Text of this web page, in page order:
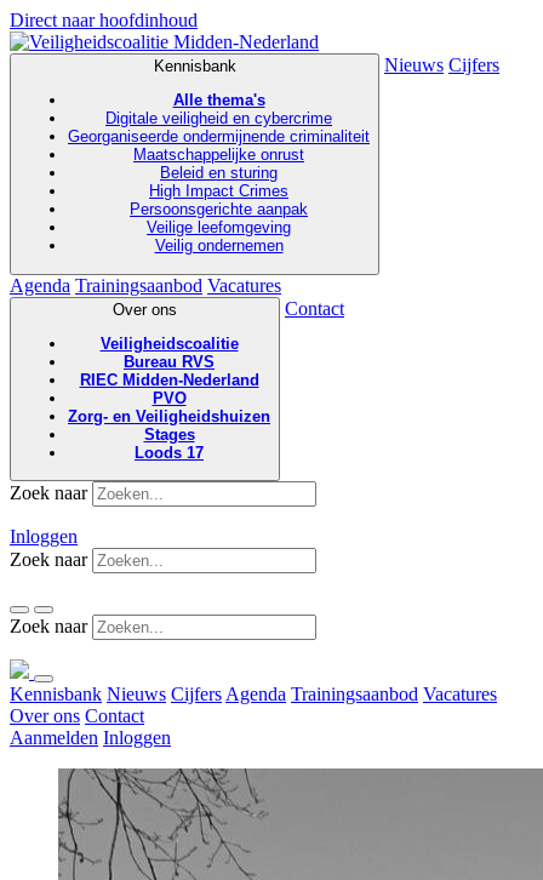
Direct naar hoofdinhoud
Kennisbank
Alle thema's
Digitale veiligheid en cybercrime
Georganiseerde ondermijnende criminaliteit
Maatschappelijke onrust
Beleid en sturing
High Impact Crimes
Persoonsgerichte aanpak
Veilige leefomgeving
Veilig ondernemen
Nieuws Cijfers
Agenda Trainingsaanbod Vacatures
Over ons
Veiligheidscoalitie
Bureau RVS
RIEC Midden-Nederland
PVO
Zorg- en Veiligheidshuizen
Stages
Loods 17
Contact
Zoek naar
Inloggen
Zoek naar
Zoek naar
Kennisbank Nieuws Cijfers Agenda Trainingsaanbod Vacatures
Over ons Contact
Aanmelden Inloggen